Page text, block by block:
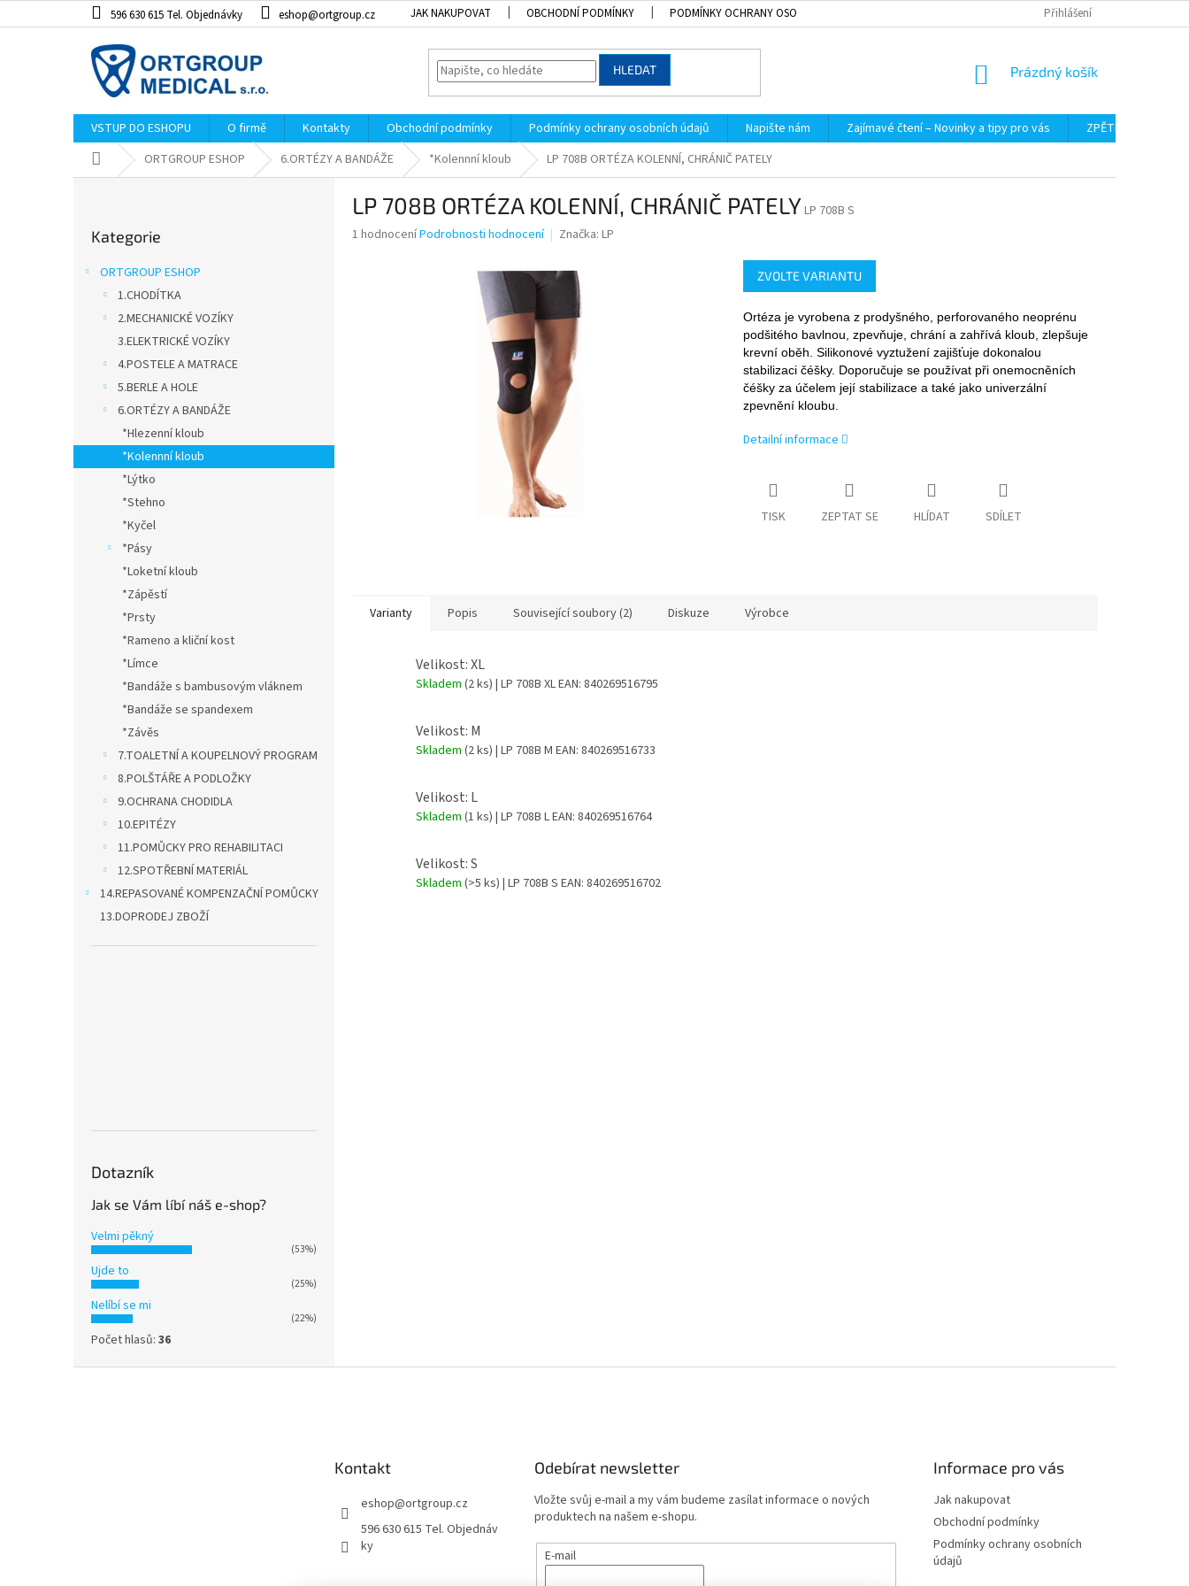
na
596 630 615 Tel. Objednávky eshop@ortgroup.cz JAK NAKUPOVAT OBCHODNÍ PODMÍNKY PODMÍNKY OCHRANY OSOBNÍCH ÚDAJŮ Přihlášení
HLEDAT
NÁKUPNÍ
Prázdný košík
VSTUP DO ESHOPU O firmě Kontakty Obchodní podmínky Podmínky ochrany osobních údajů Napište nám Zajímavé čtení – Novinky a tipy pro vás
ZPĚTNÝ ODBĚR
Domů ORTGROUP ESHOP 6.ORTÉZY A BANDÁŽE *Kolennní kloub LP 708B ORTÉZA KOLENNÍ, CHRÁNIČ PATELY
l
kategorie
Kategorie
ORTGROUP ESHOP
1.CHODÍTKA
2.MECHANICKÉ VOZÍKY
3.ELEKTRICKÉ VOZÍKY
4.POSTELE A MATRACE
5.BERLE A HOLE
6.ORTÉZY A BANDÁŽE
*Hlezenní kloub
*Kolennní kloub
*Lýtko
*Stehno
*Kyčel
*Pásy
*Loketní kloub
*Zápěstí
*Prsty
*Rameno a kliční kost
*Límce
*Bandáže s bambusovým vláknem
*Bandáže se spandexem
*Závěs
7.TOALETNÍ A KOUPELNOVÝ PROGRAM
8.POLŠTÁŘE A PODLOŽKY
9.OCHRANA CHODIDLA
10.EPITÉZY
11.POMŮCKY PRO REHABILITACI
12.SPOTŘEBNÍ MATERIÁL
14.REPASOVANÉ KOMPENZAČNÍ POMŮCKY
13.DOPRODEJ ZBOŽÍ
Dotazník
Jak se Vám líbí náš e-shop?
Velmi pěkný
(53%)
Ujde to
(25%)
Nelíbí se mi
(22%)
Počet hlasů: 36
LP 708B ORTÉZA KOLENNÍ, CHRÁNIČ PATELYLP 708B S
Průměrné
1 hodnoceníPodrobnosti hodnocení Značka: LP
ZVOLTE VARIANTU
Ortéza je vyrobena z prodyšného, perforovaného neoprénu
podšitého bavlnou, zpevňuje, chrání a zahřívá kloub, zlepšuje
krevní oběh. Silikonové vyztužení zajišťuje dokonalou
stabilizaci čéšky. Doporučuje se používat při onemocněních
čéšky za účelem její stabilizace a také jako univerzální
zpevnění kloubu.
Detailní informace
TISK ZEPTAT SE HLÍDAT SDÍLET
Varianty Popis Související soubory (2) Diskuze Výrobce
Velikost: XL
Skladem (2 ks) | LP 708B XLEAN: 840269516795
Velikost: M
Skladem (2 ks) | LP 708B M EAN: 840269516733
Velikost: L
Skladem (1 ks) | LP 708B LEAN: 840269516764
Velikost: S
Skladem (>5 ks) | LP 708B S EAN: 840269516702
Kontakt
eshop@ortgroup.cz
596 630 615 Tel. Objednáv
ky
Odebírat newsletter
Vložte svůj e-mail a my vám budeme zasílat informace o nových
produktech na našem e-shopu.
E-mail
Informace pro vás
Jak nakupovat
Obchodní podmínky
Podmínky ochrany osobních
údajů